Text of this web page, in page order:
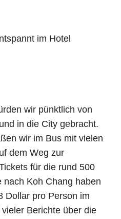
im Hotel
wir pünktlich von
in die City gebracht.
wir im Bus mit vielen
dem Weg zur
für die rund 500
nach Koh Chang haben
Dollar pro Person im
Berichte über die